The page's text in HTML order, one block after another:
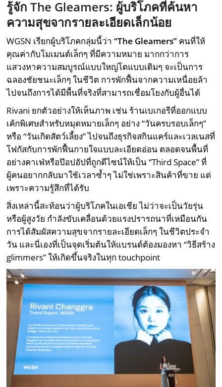
รู้จัก The Gleamers: ผู้บริโภคที่ค้นหา
ความสุขจากรายละเอียดเล็กน้อย
WGSN เรียกผู้บริโภคกลุ่มนี้ว่า“The Gleamers” คนที่ให้
คุณค่ากับโมเมนต์เล็กๆ ที่มีความหมาย มากกว่าการ
แสวงหาความสมบูรณ์แบบใหญ่โตแบบเดิมๆ จะเป็นการ
ฉลองชัยชนะเล็กๆ ในชีวิต การพักฟื้นจากความเหนื่อยล้า
ไปจนถึงการได้มีพื้นที่จริงที่สามารถเชื่อมโยงกับผู้อื่นได้
Rivani ยกตัวอย่างให้เห็นภาพ เช่น ร้านเบเกอรีที่ออกแบบ
เค้กพิเศษสำหรับหมุดหมายเล็กๆ อย่าง “วันครบรอบเล็กๆ”
หรือ “วันเกิดสัตว์เลี้ยง” ไปจนถึงธุรกิจสกินแคร์และเวลเนสที่
โฟกัสกับการพักฟื้นกายใจแบบละเอียดอ่อน ตลอดจนพื้นที่
อย่างคาเฟ่หรือป๊อปอัปที่ถูกดีไซน์ให้เป็น “Third Space” ที่
ผู้คนอยากกลับมาใช้เวลาซ้ำๆ ไม่ใช่เพราะสินค้าที่ขาย แต่
เพราะความรู้สึกที่ได้รับ
สิ่งเหล่านี้สะท้อนว่าผู้บริโภคในเอเชีย ไม่ว่าจะเป็นวัยรุ่น
หรือผู้สูงวัย กำลังขับเคลื่อนด้วยแรงปรารถนาที่เหมือนกัน
การได้สัมผัสความสุขจากรายละเอียดเล็กๆ ในชีวิตประจำ
วัน และนี่เองที่เป็นจุดเริ่มต้นให้แบรนด์ต้องมองหา “วิธีสร้าง
glimmers” ให้เกิดขึ้นจริงในทุก touchpoint